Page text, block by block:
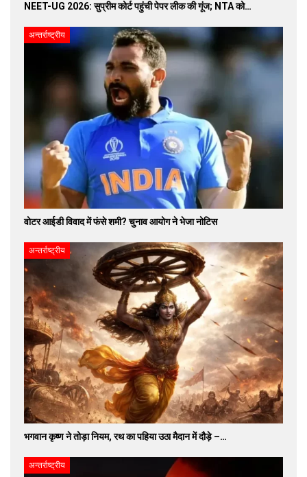
NEET-UG 2026: सुप्रीम कोर्ट पहुंची पेपर लीक की गूंज; NTA को…
अन्तर्राष्ट्रीय
वोटर आईडी विवाद में फंसे शमी? चुनाव आयोग ने भेजा नोटिस
अन्तर्राष्ट्रीय
भगवान कृष्ण ने तोड़ा नियम, रथ का पहिया उठा मैदान में दौड़े –…
अन्तर्राष्ट्रीय